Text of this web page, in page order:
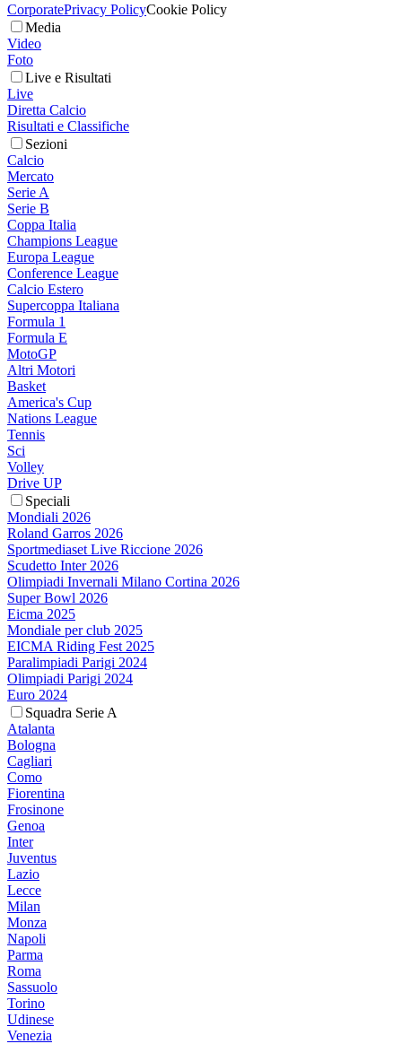
CorporatePrivacy PolicyCookie Policy
Media
Video
Foto
Live e Risultati
Live
Diretta Calcio
Risultati e Classifiche
Sezioni
Calcio
Mercato
Serie A
Serie B
Coppa Italia
Champions League
Europa League
Conference League
Calcio Estero
Supercoppa Italiana
Formula 1
Formula E
MotoGP
Altri Motori
Basket
America's Cup
Nations League
Tennis
Sci
Volley
Drive UP
Speciali
Mondiali 2026
Roland Garros 2026
Sportmediaset Live Riccione 2026
Scudetto Inter 2026
Olimpiadi Invernali Milano Cortina 2026
Super Bowl 2026
Eicma 2025
Mondiale per club 2025
EICMA Riding Fest 2025
Paralimpiadi Parigi 2024
Olimpiadi Parigi 2024
Euro 2024
Squadra Serie A
Atalanta
Bologna
Cagliari
Como
Fiorentina
Frosinone
Genoa
Inter
Juventus
Lazio
Lecce
Milan
Monza
Napoli
Parma
Roma
Sassuolo
Torino
Udinese
Venezia